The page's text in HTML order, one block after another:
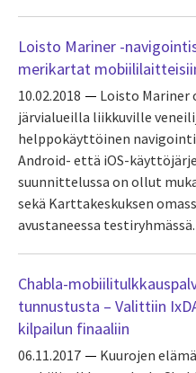
Loisto Mariner -
merikartat
10.02.2018
Loisto Mariner
järvialueilla liikkuville
helppokäyttöinen
Android- että iOS-
suunnittelussa on ollut
sekä Karttakeskuksen
avustaneessa testiryhmässä.
Chabla-
tunnustusta – Valittiin
kilpailun finaaliin
06.11.2017
Kuurojen